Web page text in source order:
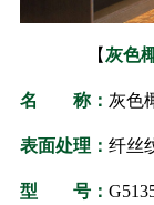
【 灰色
名 称： 灰色
表面处理： 纤丝
型 号：